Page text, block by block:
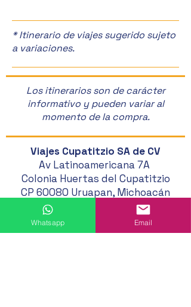
* Itinerario de viajes sugerido sujeto
a variaciones.
Los itinerarios son de carácter
informativo y pueden variar al
momento de la compra.
Viajes Cupatitzio SA de CV
Av Latinoamericana 7A
Colonia Huertas del Cupatitzio
CP 60080 Uruapan, Michoacán
452 121 20 33
Whatsapp Email